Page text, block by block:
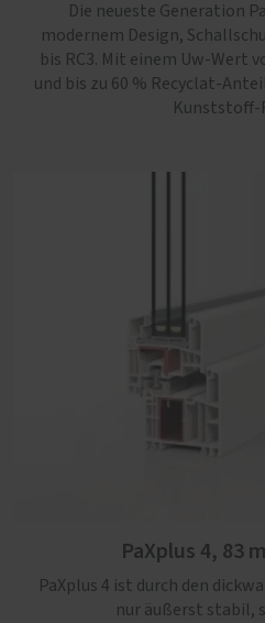
Die neueste Generation
modernem Design,
bis RC3. Mit einem Uw-Wert
und bis zu 60 % Recyclat-
Kunststoff-
PaXplus 4, 83
PaXplus 4 ist durch den
nur äußerst stabil,
Kunststoff-
bis RC3. Mit einem Uw-Wert
Anteil ein rundum